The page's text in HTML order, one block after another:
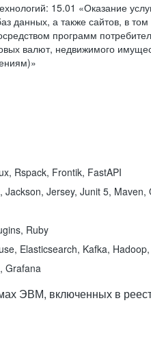
15.01 «Оказание
данных, а также сайтов, в
программ
валют, недвижимого
Rspack, Frontik, FastAPI
Jersey, Junit 5, Maven,
Ruby
Elasticsearch, Kafka,
Grafana
ЭВМ, включенных в